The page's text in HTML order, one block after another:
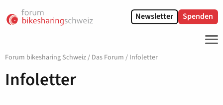
Newsletter Spenden
Forum bikesharing Schweiz/ Das Forum / Infoletter
Infoletter